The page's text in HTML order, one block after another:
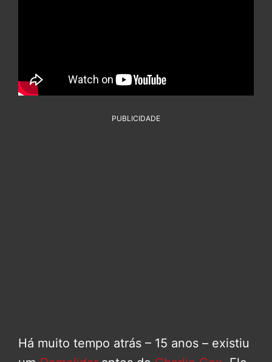
PUBLICIDADE
Há muito tempo atrás – 15 anos – existiu